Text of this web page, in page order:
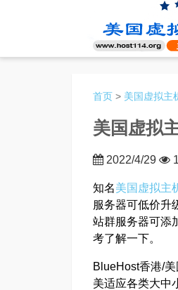
首页 > 美国虚拟主
美国虚拟
2022/4/29
知名美国虚拟主
服务器可低价升
站群服务器可添
考了解一下。
BlueHost香港/
美适应各类大中